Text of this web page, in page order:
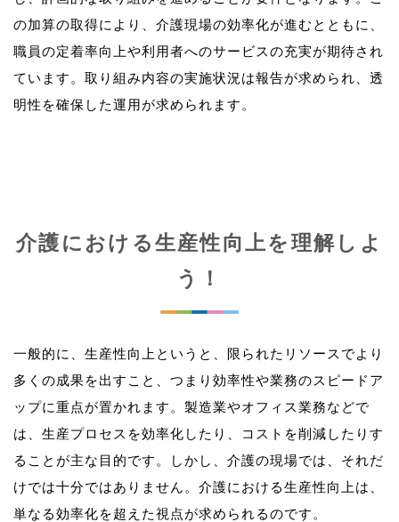
の加算の取得により、介護現場の効率化が進むとともに、
職員の定着率向上や利用者へのサービスの充実が期待され
ています。取り組み内容の実施状況は報告が求められ、透
介護における生産性向上を理解しよ
う！
一般的に、生産性向上というと、限られたリソースでより
多くの成果を出すこと、つまり効率性や業務のスピードア
ップに重点が置かれます。製造業やオフィス業務などで
は、生産プロセスを効率化したり、コストを削減したりす
ることが主な目的です。しかし、介護の現場では、それだ
けでは十分ではありません。介護における生産性向上は、
単なる効率化を超えた視点が求められるのです。